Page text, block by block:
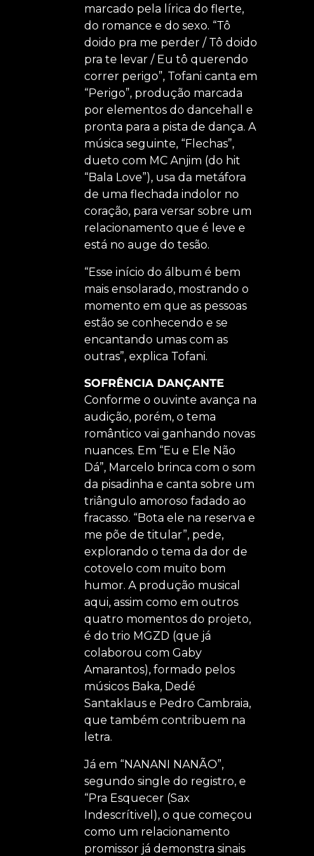
marcado pela lírica do flerte,
do romance e do sexo. “Tô
doido pra me perder / Tô doido
pra te levar / Eu tô querendo
correr perigo”, Tofani canta em
“Perigo”, produção marcada
por elementos do dancehall e
pronta para a pista de dança. A
música seguinte, “Flechas”,
dueto com MC Anjim (do hit
“Bala Love”), usa da metáfora
de uma flechada indolor no
coração, para versar sobre um
relacionamento que é leve e
está no auge do tesão.
“Esse início do álbum é bem
mais ensolarado, mostrando o
momento em que as pessoas
estão se conhecendo e se
encantando umas com as
outras”, explica Tofani.
SOFRÊNCIA DANÇANTE
Conforme o ouvinte avança na
audição, porém, o tema
romântico vai ganhando novas
nuances. Em “Eu e Ele Não
Dá”, Marcelo brinca com o som
da pisadinha e canta sobre um
triângulo amoroso fadado ao
fracasso. “Bota ele na reserva e
me põe de titular”, pede,
explorando o tema da dor de
cotovelo com muito bom
humor. A produção musical
aqui, assim como em outros
quatro momentos do projeto,
é do trio MGZD (que já
colaborou com Gaby
Amarantos), formado pelos
músicos Baka, Dedé
Santaklaus e Pedro Cambraia,
que também contribuem na
letra.
Já em “NANANI NANÃO”,
segundo single do registro, e
“Pra Esquecer (Sax
Indescrítivel), o que começou
como um relacionamento
promissor já demonstra sinais